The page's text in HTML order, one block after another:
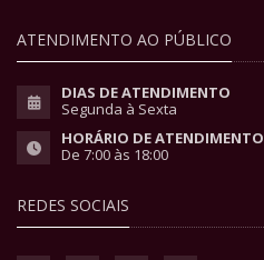
ATENDIMENTO AO PÚBLICO
DIAS DE ATENDIMENTO
Segunda à Sexta
HORÁRIO DE ATENDIMENTO
De 7:00 às 18:00
REDES SOCIAIS